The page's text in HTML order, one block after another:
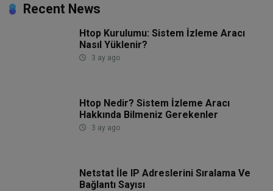
Recent News
Htop Kurulumu: Sistem İzleme Aracı
Nasıl Yüklenir?
3 ay ago
Htop Nedir? Sistem İzleme Aracı
Hakkında Bilmeniz Gerekenler
3 ay ago
Netstat İle IP Adreslerini Sıralama Ve
Bağlantı Sayısı